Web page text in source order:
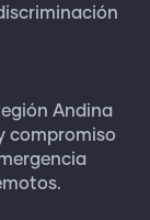
Andina
compromiso